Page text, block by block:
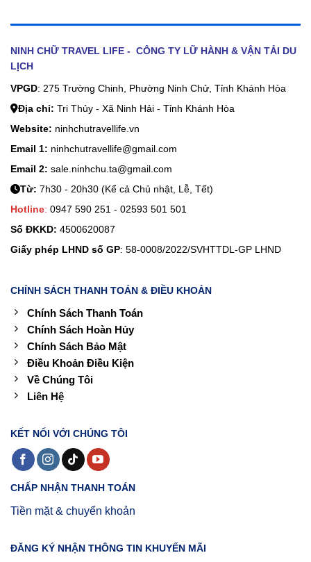
NINH CHỮ TRAVEL LIFE - CÔNG TY LỮ HÀNH & VẬN TẢI DU
LỊCH
VPGD: 275 Trường Chinh, Phường Ninh Chử, Tỉnh Khánh Hòa
Địa chỉ: Tri Thủy - Xã Ninh Hải - Tỉnh Khánh Hòa
Website: ninhchutravellife.vn
Email 1: ninhchutravellife@gmail.com
Email 2: sale.ninhchu.ta@gmail.com
Từ: 7h30 - 20h30 (Kể cả Chủ nhật, Lễ, Tết)
Hotline: 0947 590 251 - 02593 501 501
Số ĐKKD: 4500620087
Giấy phép LHND số GP: 58-0008/2022/SVHTTDL-GP LHND
CHÍNH SÁCH THANH TOÁN & ĐIỀU KHOẢN
Chính Sách Thanh Toán
Chính Sách Hoàn Hủy
Chính Sách Bảo Mật
Điều Khoản Điều Kiện
Về Chúng Tôi
Liên Hệ
KẾT NỐI VỚI CHÚNG TÔI
CHẤP NHẬN THANH TOÁN
Tiền mặt & chuyển khoản
ĐĂNG KÝ NHẬN THÔNG TIN KHUYẾN MÃI